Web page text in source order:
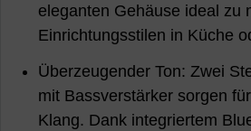
eleganten Gehäuse ideal zu
Einrichtungsstilen in Küche
Überzeugender Ton: Zwei
mit Bassverstärker sorgen
Klang. Dank integriertem